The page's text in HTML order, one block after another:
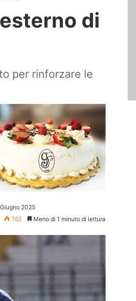
di
per rinforzare le
2025
762
Meno di 1 minuto di lettura